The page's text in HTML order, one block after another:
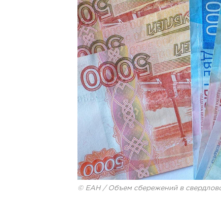
© ЕАН / Объем сбережений в